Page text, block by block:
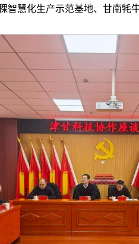
智慧化生产示范基地、甘南